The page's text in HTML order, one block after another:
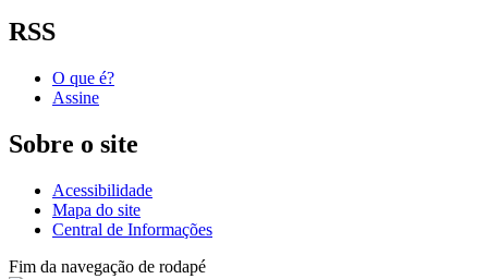
RSS
O que é?
Assine
Sobre o site
Acessibilidade
Mapa do site
Central de Informações
Fim da navegação de rodapé